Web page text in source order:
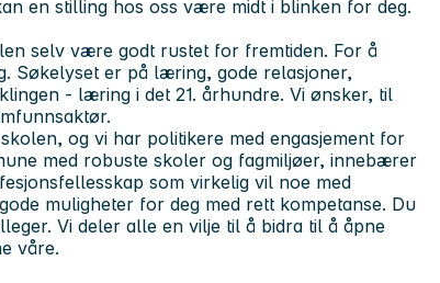
en stilling hos oss være midt i blinken for deg.
selv være godt rustet for fremtiden. For å
Søkelyset er på læring, gode relasjoner,
- læring i det 21. århundre. Vi ønsker, til
og vi har politikere med engasjement for
med robuste skoler og fagmiljøer, innebærer
som virkelig vil noe med
muligheter for deg med rett kompetanse. Du
Vi deler alle en vilje til å bidra til å åpne
våre.